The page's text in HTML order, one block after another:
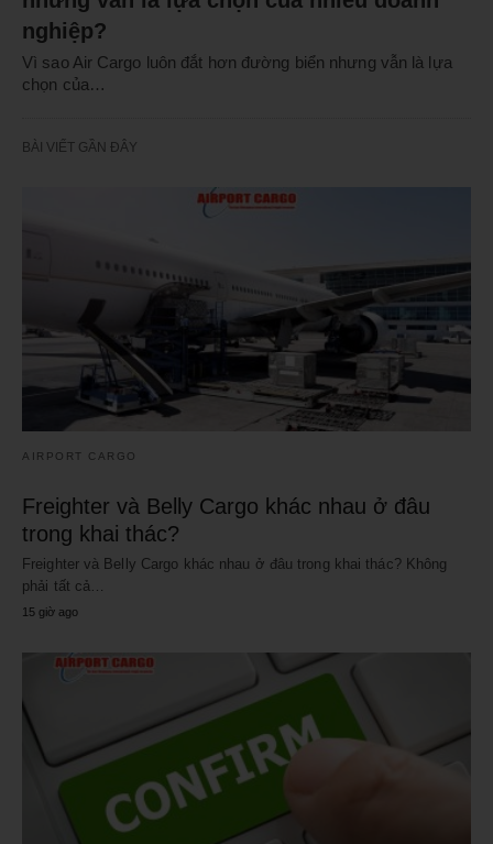
nghiệp?
Vì sao Air Cargo luôn đắt hơn đường biển nhưng vẫn là lựa
chọn của…
BÀI VIẾT GẦN ĐÂY
AIRPORT CARGO
Freighter và Belly Cargo khác nhau ở đâu
trong khai thác?
Freighter và Belly Cargo khác nhau ở đâu trong khai thác? Không
phải tất cả…
15 giờ ago